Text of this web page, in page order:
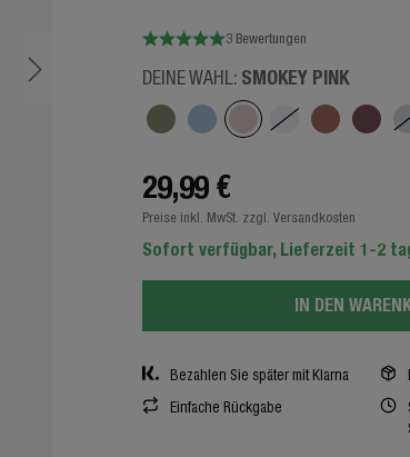
3 Bewertungen
DEINE WAHL: SMOKEY PINK
29,99 €
Preise inkl. MwSt. zzgl. Versandkosten
Sofort verfügbar, Lieferzeit 1-2
IN DEN
Bezahlen Sie später mit Klarna
Einfache Rückgabe